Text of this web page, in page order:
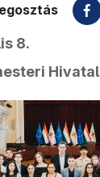
8.
Hivatal